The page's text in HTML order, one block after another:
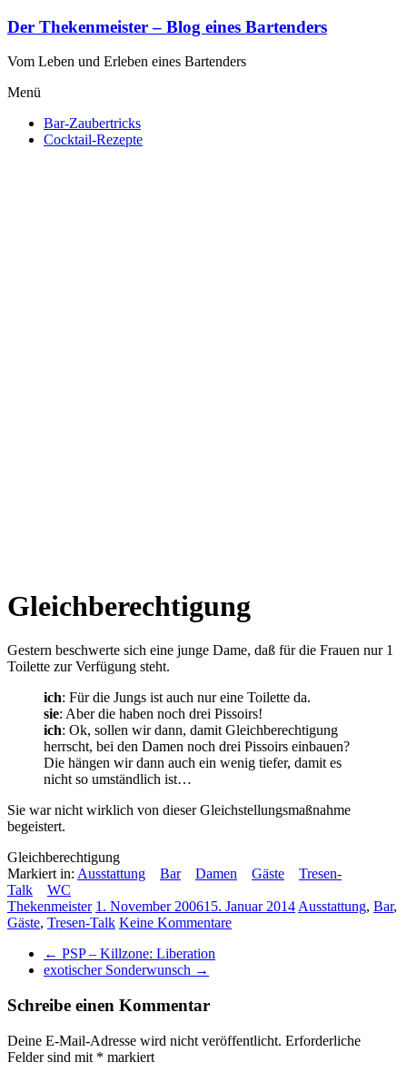
Zum
springen
Der Thekenmeister – Blog eines Bartenders
Vom Leben und Erleben eines Bartenders
Menü
Bar-Zaubertricks
Cocktail-Rezepte
Gleichberechtigung
Gestern beschwerte sich eine junge Dame, daß für die Frauen nur 1
Toilette zur Verfügung steht.
ich: Für die Jungs ist auch nur eine Toilette da.
sie: Aber die haben noch drei Pissoirs!
ich: Ok, sollen wir dann, damit Gleichberechtigung
herrscht, bei den Damen noch drei Pissoirs einbauen?
Die hängen wir dann auch ein wenig tiefer, damit es
nicht so umständlich ist…
Sie war nicht wirklich von dieser Gleichstellungsmaßnahme
begeistert.
Gleichberechtigung
Markiert in: Ausstattung Bar Damen Gäste
Tresen-
Talk
WC
Thekenmeister 1. November 200615. Januar 2014 Ausstattung, Bar,
Gäste, Tresen-Talk Keine Kommentare
← PSP – Killzone: Liberation
exotischer Sonderwunsch →
Schreibe einen Kommentar
Deine E-Mail-Adresse wird nicht veröffentlicht. Erforderliche
Felder sind mit * markiert